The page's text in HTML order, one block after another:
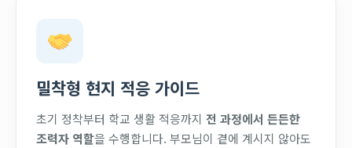
밀착형 현지 적응 가이드
초기 정착부터 학교 생활 적응까지 전 과정에서 든든한
조력자 역할을 수행합니다. 부모님이 곁에 계시지 않아도